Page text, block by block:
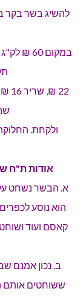
להשיג בשר בקר
ולקחת.
אודות ת"ח
א. הבשר נשחט
הוא נוסע
קאסם ועוד
ב. נכון אמנם
ששוחטים אותם